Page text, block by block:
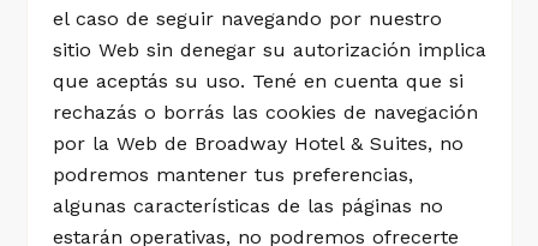
el caso de seguir navegando por nuestro
sitio Web sin denegar su autorización implica
que aceptás su uso. Tené en cuenta que si
rechazás o borrás las cookies de navegación
por la Web de Broadway Hotel & Suites, no
podremos mantener tus preferencias,
algunas características de las páginas no
estarán operativas, no podremos ofrecerte